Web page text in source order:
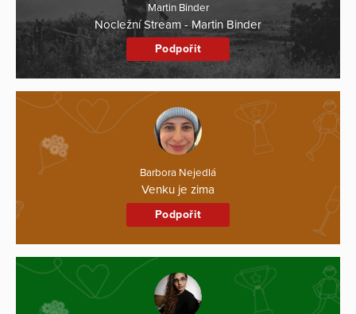
Martin Binder
Nocležní Stream - Martin Binder
Podpořit
Barbora Nejedlá
Venku je zima
Podpořit